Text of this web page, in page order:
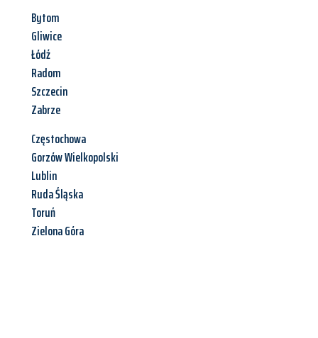
Bytom
Gliwice
Łódź
Radom
Szczecin
Zabrze
Częstochowa
Gorzów Wielkopolski
Lublin
Ruda Śląska
Toruń
Zielona Góra